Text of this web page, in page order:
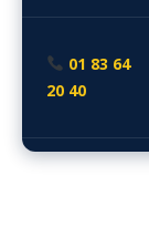
01 83 64
20 40